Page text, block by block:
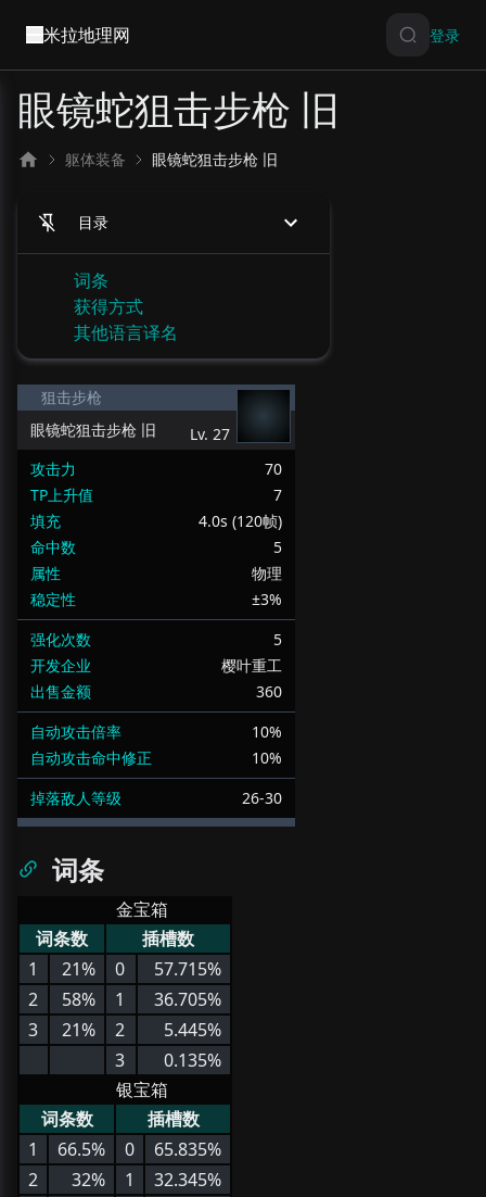
米拉地理网 登录
眼镜蛇狙击步枪 旧
躯体装备 眼镜蛇狙击步枪 旧
目录
词条
获得方式
其他语言译名
狙击步枪
眼镜蛇狙击步枪 旧
Lv. 27
攻击力
70
TP上升值
7
填充
4.0s (120帧)
命中数
5
属性
物理
稳定性
±3%
强化次数
5
开发企业
樱叶重工
出售金额
360
自动攻击倍率
10%
自动攻击命中修正
10%
掉落敌人等级
26-30
词条
金宝箱
词条数
插槽数
1
21% 0
57.715%
2
58% 1
36.705%
3
21% 2
5.445%
3
0.135%
银宝箱
词条数
插槽数
1
66.5% 0
65.835%
2
32% 1
32.345%